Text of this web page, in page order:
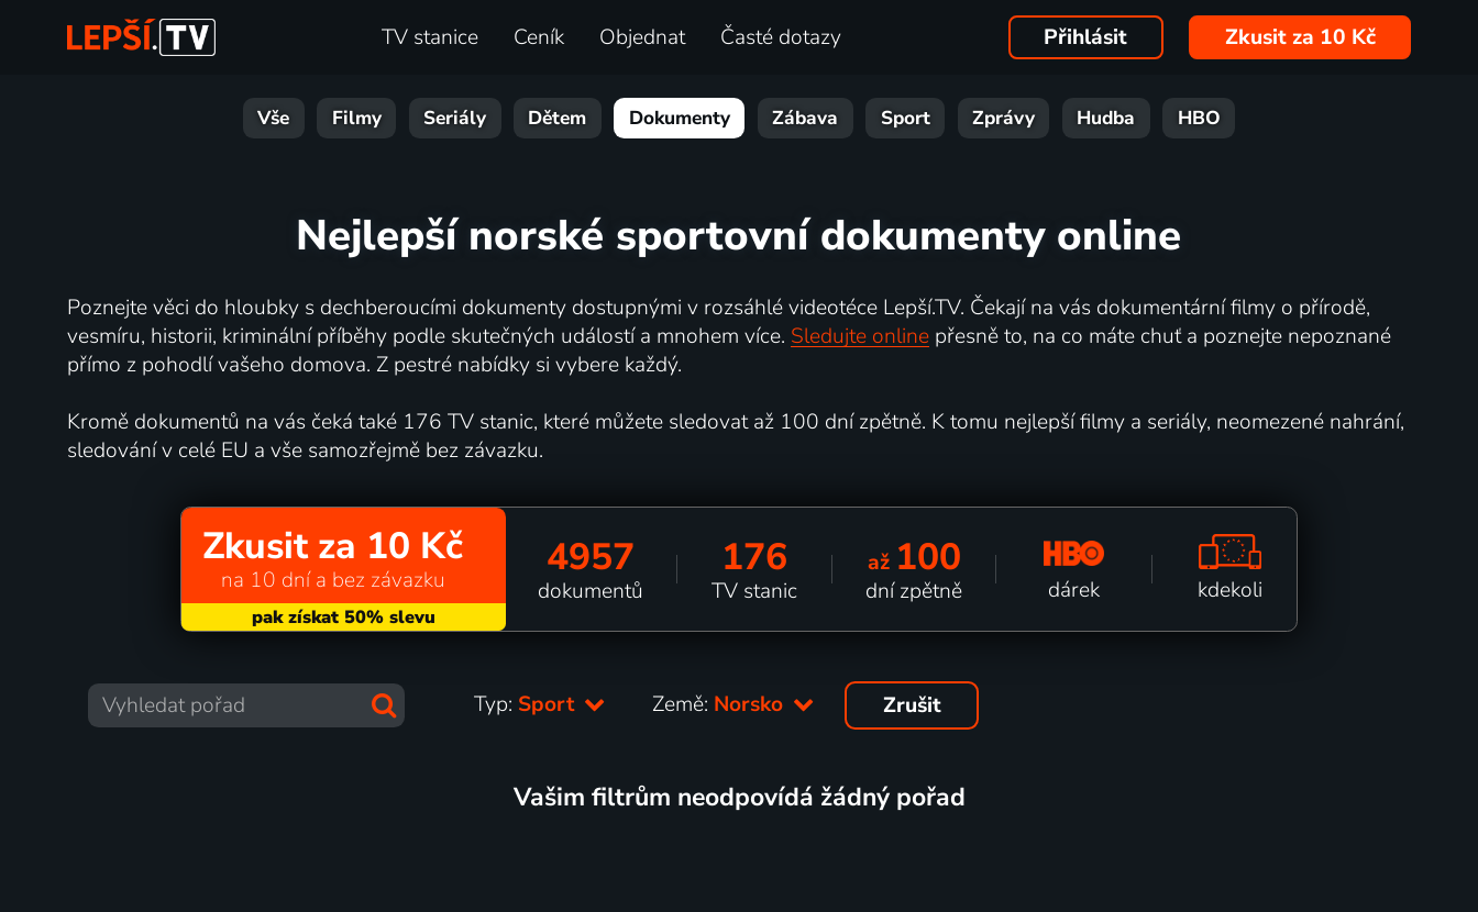
TV stanice Ceník Objednat Časté dotazy Přihlásit Zkusit za 10 Kč
Vše Filmy Seriály Dětem Dokumenty Zábava Sport Zprávy Hudba HBO
Nejlepší norské sportovní dokumenty online
Poznejte věci do hloubky s dechberoucími dokumenty dostupnými v rozsáhlé videotéce Lepší.TV. Čekají na vás dokumentární filmy o přírodě,
vesmíru, historii, kriminální příběhy podle skutečných událostí a mnohem více. Sledujte onlinepřesně to, na co máte chuť a poznejte nepoznané
přímo z pohodlí vašeho domova. Z pestré nabídky si vybere každý.
Kromě dokumentů na vás čeká také 176 TV stanic, které můžete sledovat až 100 dní zpětně. K tomu nejlepší filmy a seriály, neomezené nahrání,
sledování v celé EU a vše samozřejmě bez závazku.
Zkusit za 10 Kč
na 10 dní a bez závazku 4957
dokumentů
176
TV stanic
až 100
dní zpětně dárek kdekoli
Typ: Sport Země: Norsko Zrušit
Vašim filtrům neodpovídá žádný pořad